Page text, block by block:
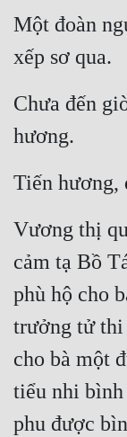
Truyện ngắn
Xa Lộ Dịch
Cổ Tiên Hiệp
Cổ Đại
Du Hí
Dã Sử
Dị Giới
Dị Năng
Một đoàn
xếp sơ qua.
Chưa đến
hương.
Tiến hương,
Vương thị
cảm tạ Bồ
phù hộ cho
trưởng tử
cho bà một
tiểu nhi
phu được